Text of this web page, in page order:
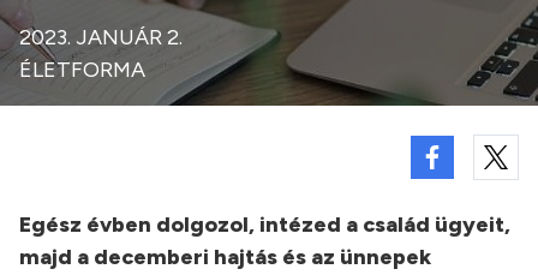
2023. JANUÁR 2.
ÉLETFORMA
Egész évben dolgozol, intézed a család ügyeit,
majd a decemberi hajtás és az ünnepek